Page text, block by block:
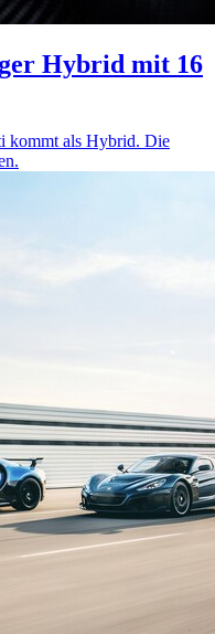
Hybrid mit 16
kommt als Hybrid. Die